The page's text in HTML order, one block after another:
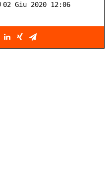
02 Giu 2020 12:06